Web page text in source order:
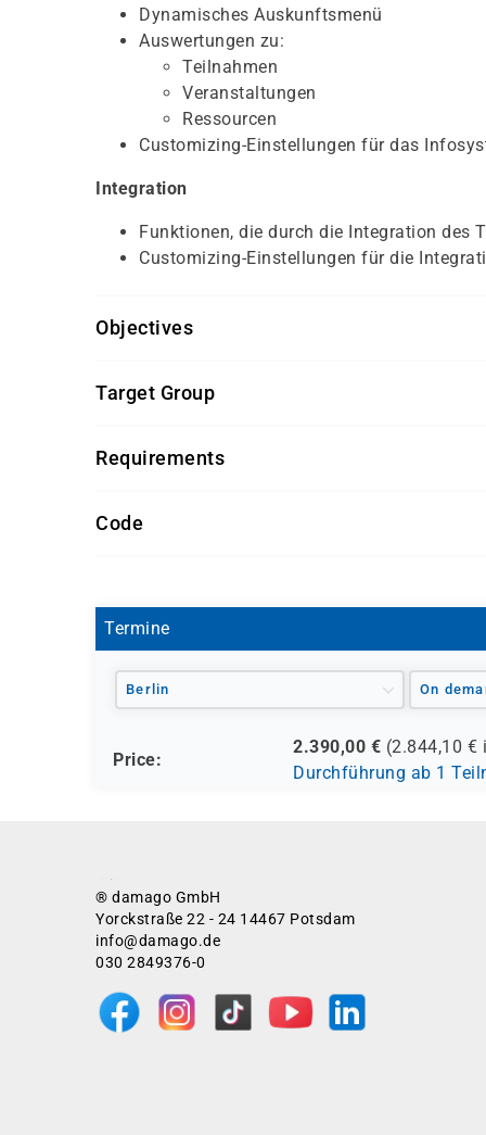
Dynamisches Auskunftsmenü
Auswertungen zu:
Teilnahmen
Veranstaltungen
Ressourcen
Customizing-Einstellungen für das
Integration
Funktionen, die durch die Integration des
Customizing-Einstellungen für die
Objectives
Empfohlene Vorkenntnisse:
Target Group
Requirements
Code
Termine
Berlin On
Price:
2.390,00 € (2.844,10 €
Durchführung ab 1
® damago GmbH
Yorckstraße 22 - 24 14467 Potsdam
info@damago.de
030 2849376-0